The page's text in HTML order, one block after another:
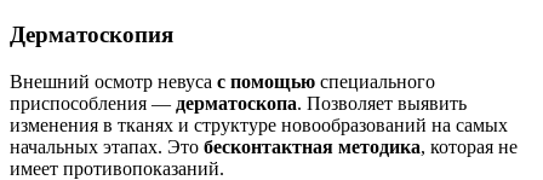
Дерматоскопия
Внешний осмотр невуса с помощью специального
приспособления — дерматоскопа. Позволяет выявить
изменения в тканях и структуре новообразований на самых
начальных этапах. Это бесконтактная методика, которая не
имеет противопоказаний.